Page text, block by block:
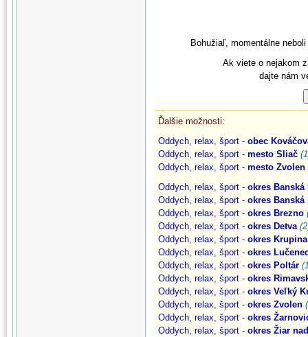
Bohužiaľ, momentálne
Ak viete o nejakom
dajte nám
Ďalšie možnosti:
Oddych, relax, šport - obec
Oddych, relax, šport - mesto Sliač
Oddych, relax, šport - mesto Zvolen
Oddych, relax, šport - okres Banská
Oddych, relax, šport - okres Banská
Oddych, relax, šport - okres Brezno
Oddych, relax, šport - okres Detva
Oddych, relax, šport - okres Krupina
Oddych, relax, šport - okres
Oddych, relax, šport - okres Poltár
Oddych, relax, šport - okres
Oddych, relax, šport - okres Veľký
Oddych, relax, šport - okres Zvolen
Oddych, relax, šport - okres
Oddych, relax, šport - okres Žiar